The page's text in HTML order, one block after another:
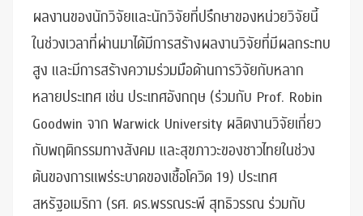
ผลงานของนักวิจัยและนักวิจัยที่ปรึกษาของหน่วยวิจัยนี้
ในช่วงเวลาที่ผ่านมาได้มีการสร้างผลงานวิจัยที่มีผลกระทบ
สูง และมีการสร้างความร่วมมือด้านการวิจัยกับหลาก
หลายประเทศ เช่น ประเทศอังกฤษ (ร่วมกับ Prof. Robin
Goodwin จาก Warwick University ผลิตงานวิจัยเกี่ยว
กับพฤติกรรมทางสังคม และสุขภาวะของชาวไทยในช่วง
ต้นของการแพร่ระบาดของเชื้อโควิด 19) ประเทศ
สหรัฐอเมริกา (รศ. ดร.พรรณระพี สุทธิวรรณ ร่วมกับ